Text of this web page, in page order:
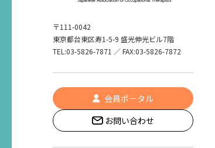
〒111-0042
東京都台東区寿1-5-9 盛光伸光ビル7階
TEL:03-5826-7871 ／ FAX:03-5826-7872
会員ポータル
お問い合わせ